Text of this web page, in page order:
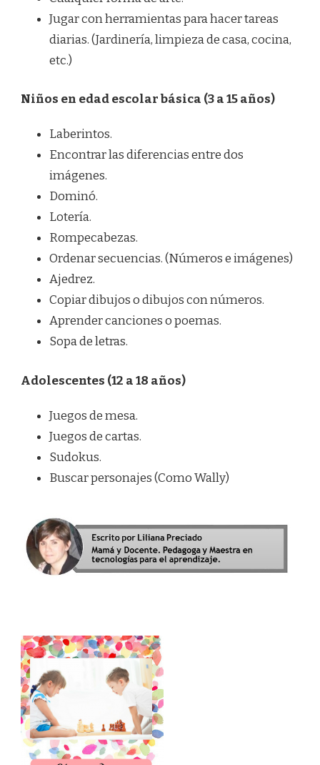
Jugar con herramientas para hacer tareas
diarias. (Jardinería, limpieza de casa, cocina,
etc.)
Niños en edad escolar básica (3 a 15 años)
Laberintos.
Encontrar las diferencias entre dos
imágenes.
Dominó.
Lotería.
Rompecabezas.
Ordenar secuencias. (Números e imágenes)
Ajedrez.
Copiar dibujos o dibujos con números.
Aprender canciones o poemas.
Sopa de letras.
Adolescentes (12 a 18 años)
Juegos de mesa.
Juegos de cartas.
Sudokus.
Buscar personajes (Como Wally)